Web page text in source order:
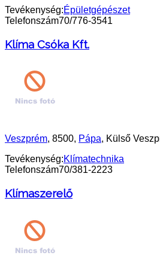
Tevékenység:Épületgépészet
Telefonszám70/776-3541
Klíma Csóka Kft.
Veszprém, 8500, Pápa, Külső
Tevékenység:Klímatechnika
Telefonszám70/381-2223
Klímaszerelő